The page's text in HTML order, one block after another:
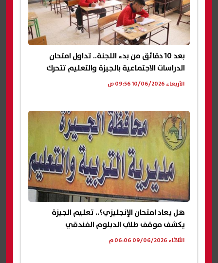
بعد 10 دقائق من بدء اللجنة.. تداول امتحان
الدراسات الاجتماعية بالجيزة والتعليم تتحرك
الأربعاء 10/06/2026 09:56 ص
هل يعاد امتحان الإنجليزي؟.. تعليم الجيزة
يكشف موقف طلاب الدبلوم الفندقي
الثلاثاء 09/06/2026 06:06 م